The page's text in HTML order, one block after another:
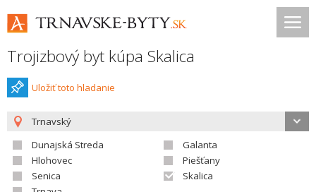
Trojizbový byt kúpa Skalica
Uložiť toto hladanie
Trnavský
Dunajská Streda
Galanta
Hlohovec
Piešťany
Senica
Skalica